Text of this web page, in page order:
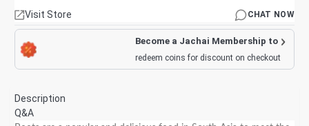
Visit Store CHAT NOW
Become a Jachai Membership to
redeem coins for discount on checkout
Description
Q&A